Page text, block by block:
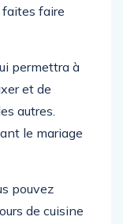
faire
permettra à
et de
autres.
le mariage
pouvez
de cuisine